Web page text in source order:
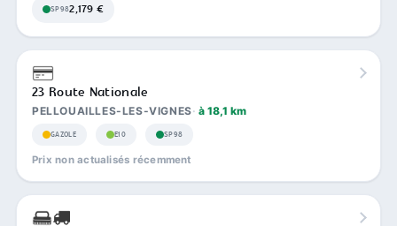
SP982,179 €
23 Route Nationale
PELLOUAILLES-LES-VIGNES à 18,1 km
GAZOLE E10 SP98
Prix non actualisés récemment